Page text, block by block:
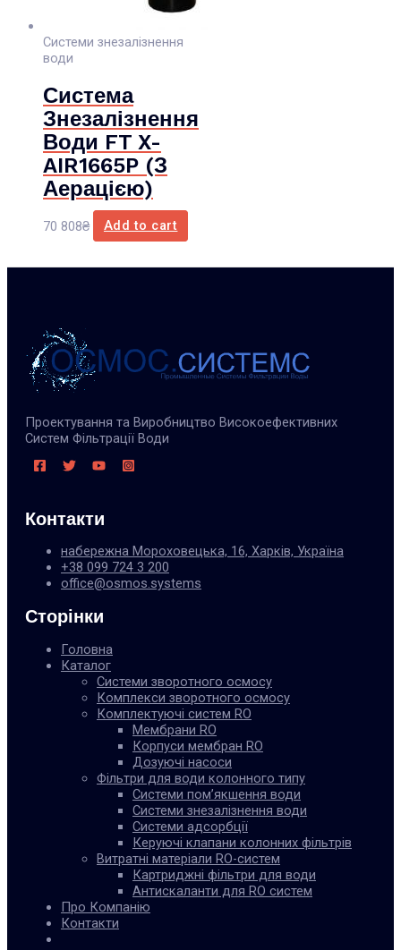
Системи знезалізнення
води
Система
Знезалізнення
Води FT X-
AIR1665P (з
Аерацією)
70 808₴ Add to cart
Проектування та Виробництво Високоефективних
Систем Фільтрації Води
Контакти
набережна Мороховецька, 16, Харків, Україна
+38 099 724 3 200
office@osmos.systems
Сторінки
Головна
Каталог
Системи зворотного осмосу
Комплекси зворотного осмосу
Комплектуючі систем RO
Мембрани RO
Корпуси мембран RO
Дозуючі насоси
Фільтри для води колонного типу
Системи пом’якшення води
Системи знезалізнення води
Системи адсорбції
Керуючі клапани колонних фільтрів
Витратні матеріали RO-систем
Картриджні фільтри для води
Антискаланти для RO систем
Про Компанію
Контакти